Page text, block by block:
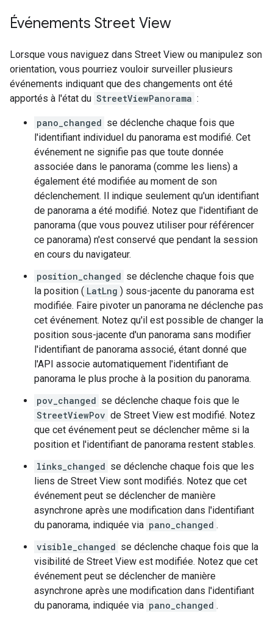
Événements Street View
Lorsque vous naviguez dans Street View ou manipulez son
orientation, vous pourriez vouloir surveiller plusieurs
événements indiquant que des changements ont été
apportés à l'état du StreetViewPanorama :
pano_changed se déclenche chaque fois que
l'identifiant individuel du panorama est modifié. Cet
événement ne signifie pas que toute donnée
associée dans le panorama (comme les liens) a
également été modifiée au moment de son
déclenchement. Il indique seulement qu'un identifiant
de panorama a été modifié. Notez que l'identifiant de
panorama (que vous pouvez utiliser pour référencer
ce panorama) n'est conservé que pendant la session
en cours du navigateur.
position_changed se déclenche chaque fois que
la position ( LatLng ) sous-jacente du panorama est
modifiée. Faire pivoter un panorama ne déclenche pas
cet événement. Notez qu'il est possible de changer la
position sous-jacente d'un panorama sans modifier
l'identifiant de panorama associé, étant donné que
l'API associe automatiquement l'identifiant de
panorama le plus proche à la position du panorama.
pov_changed se déclenche chaque fois que le
StreetViewPov de Street View est modifié. Notez
que cet événement peut se déclencher même si la
position et l'identifiant de panorama restent stables.
links_changed se déclenche chaque fois que les
liens de Street View sont modifiés. Notez que cet
événement peut se déclencher de manière
asynchrone après une modification dans l'identifiant
du panorama, indiquée via pano_changed .
visible_changed se déclenche chaque fois que la
visibilité de Street View est modifiée. Notez que cet
événement peut se déclencher de manière
asynchrone après une modification dans l'identifiant
du panorama, indiquée via pano_changed .